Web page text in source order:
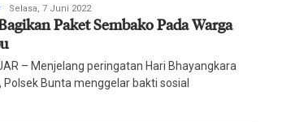
Redaksi
Harian
Mercusuar
Selasa, 7 Juni 2022
Paket Sembako Pada Warga
– Menjelang peringatan Hari Bhayangkara
Polsek Bunta menggelar bakti sosial